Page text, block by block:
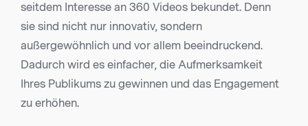
seitdem Interesse an 360 Videos bekundet. Denn
sie sind nicht nur innovativ, sondern
außergewöhnlich und vor allem beeindruckend.
Dadurch wird es einfacher, die Aufmerksamkeit
Ihres Publikums zu gewinnen und das Engagement
zu erhöhen.